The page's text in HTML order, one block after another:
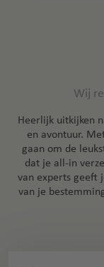
Wij
Heerlijk uitkijken
en avontuur.
gaan om de
dat je all-in
van experts geeft
van je